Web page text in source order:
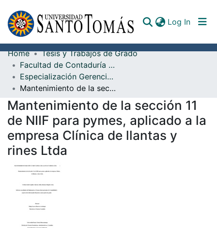
Log In
Communities & Collections
All of DSpace
Documents
Home
Tesis y Trabajos de Grado
Facultad de Contaduría Pública
Especialización Gerencia Tributaria
Mantenimiento de la sección 11 de NIIF para pymes, aplicado a la empresa Clínica de llantas y rines Ltda
Mantenimiento de la sección 11
de NIIF para pymes, aplicado a la
empresa Clínica de llantas y
rines Ltda